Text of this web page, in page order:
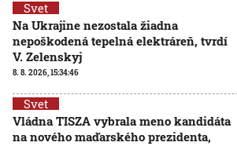
Svet
Na Ukrajine nezostala žiadna
nepoškodená tepelná elektráreň, tvrdí
V. Zelenskyj
8. 8. 2026, 15:34:46
Svet
Vládna TISZA vybrala meno kandidáta
na nového maďarského prezidenta,